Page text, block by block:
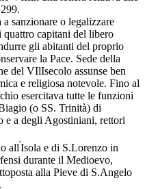
sanzionare o legalizzare
quattro capitani del libero
gli abitanti del proprio
la Pace. Sede della
del VIlIsecolo assunse ben
e religiosa notevole. Fino al
esercitava tutte le funzioni
(o SS. Trinità) di
e a degli Agostiniani, rettori
all'Isola e di S.Lorenzo in
durante il Medioevo,
alla Pieve di S.Angelo